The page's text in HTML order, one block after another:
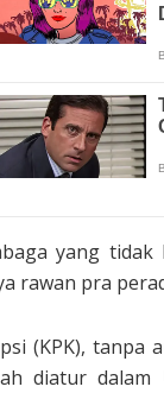
yang
rawan pra
(KPK), tanpa
diatur dalam